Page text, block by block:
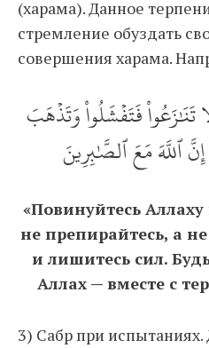
(харама). Данное
стремление обуздать
совершения харама.
تَنَٰزَعُواْ فَتَفۡشَلُواْ وَتَذۡهَبَ
ٱللَّهَ مَعَ ٱلصَّٰبِرِينَ
«Повинуйтесь
не препирайтесь, а
и лишитесь сил.
Аллах — вместе с
3) Сабр при